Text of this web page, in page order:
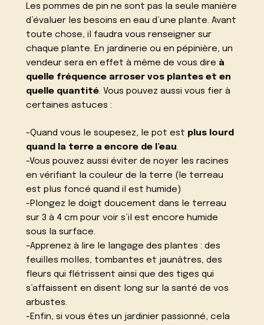
Les pommes de pin ne sont pas la seule manière
d’évaluer les besoins en eau d’une plante. Avant
toute chose, il faudra vous renseigner sur
chaque plante. En jardinerie ou en pépinière, un
vendeur sera en effet à même de vous dire à
quelle fréquence arroser vos plantes et en
quelle quantité. Vous pouvez aussi vous fier à
certaines astuces :
-Quand vous le soupesez, le pot est plus lourd
quand la terre a encore de l’eau.
-Vous pouvez aussi éviter de noyer les racines
en vérifiant la couleur de la terre (le terreau
est plus foncé quand il est humide)
-Plongez le doigt doucement dans le terreau
sur 3 à 4 cm pour voir s’il est encore humide
sous la surface.
–Apprenez à lire le langage des plantes : des
feuilles molles, tombantes et jaunâtres, des
fleurs qui flétrissent ainsi que des tiges qui
s’affaissent en disent long sur la santé de vos
arbustes.
-Enfin, si vous êtes un jardinier passionné, cela